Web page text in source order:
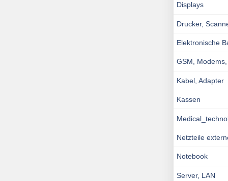
Displays
Drucker,
Elektronische
GSM,
Kabel, Adapter
Kassen
Netzteile
Notebook
Server, LAN